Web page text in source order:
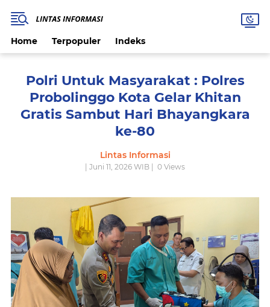
Home Terpopuler Indeks
Polri Untuk Masyarakat : Polres
Probolinggo Kota Gelar Khitan
Gratis Sambut Hari Bhayangkara
ke-80
Lintas Informasi
| Juni 11, 2026 WIB | 0 Views